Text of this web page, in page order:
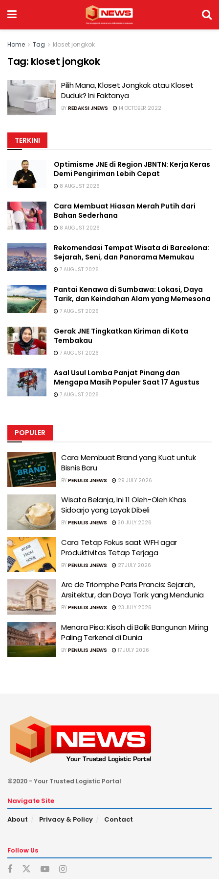
Home Tag kloset jongkok
Tag: kloset jongkok
Pilih Mana, Kloset Jongkok atau Kloset
Duduk? Ini Faktanya
BY REDAKSI JNEWS 14 OCTOBER 2022
TERKINI
Optimisme JNE di Region JBNTN: Kerja Keras
Demi Pengiriman Lebih Cepat
8 AUGUST 2026
Cara Membuat Hiasan Merah Putih dari
Bahan Sederhana
8 AUGUST 2026
Rekomendasi Tempat Wisata di Barcelona:
Sejarah, Seni, dan Panorama Memukau
7 AUGUST 2026
Pantai Kenawa di Sumbawa: Lokasi, Daya
Tarik, dan Keindahan Alam yang Memesona
7 AUGUST 2026
Gerak JNE Tingkatkan Kiriman di Kota
Tembakau
7 AUGUST 2026
Asal Usul Lomba Panjat Pinang dan
Mengapa Masih Populer Saat 17 Agustus
7 AUGUST 2026
POPULER
Cara Membuat Brand yang Kuat untuk
Bisnis Baru
BY PENULIS JNEWS 29 JULY 2026
Wisata Belanja, Ini 11 Oleh-Oleh Khas
Sidoarjo yang Layak Dibeli
BY PENULIS JNEWS 30 JULY 2026
Cara Tetap Fokus saat WFH agar
Produktivitas Tetap Terjaga
BY PENULIS JNEWS 27 JULY 2026
Arc de Triomphe Paris Prancis: Sejarah,
Arsitektur, dan Daya Tarik yang Mendunia
BY PENULIS JNEWS 23 JULY 2026
Menara Pisa: Kisah di Balik Bangunan Miring
Paling Terkenal di Dunia
BY PENULIS JNEWS 17 JULY 2026
©2020 - Your Trusted Logistic Portal
Navigate Site
About
Privacy & Policy Contact
Follow Us